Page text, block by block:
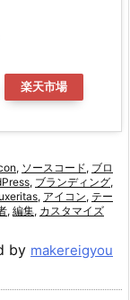
楽天市場
, ソースコード, ブロ
, ブランディング,
, アイコン, テー
, 編集, カスタマイズ
by makereigyou